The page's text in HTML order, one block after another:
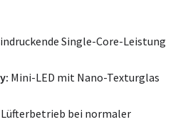
Single-Core-Leistung
Mini-LED mit Nano-Texturglas
Lüfterbetrieb bei normaler